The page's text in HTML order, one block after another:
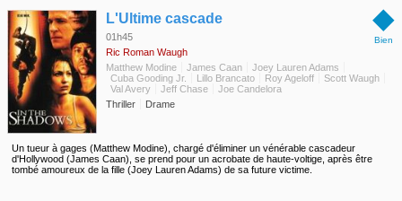
◆
Bien
L'Ultime cascade
01h45
Ric Roman Waugh
Matthew Modine
James Caan
Joey Lauren Adams
Cuba Gooding Jr.
Lillo Brancato Roy Ageloff
Scott Waugh
Val Avery
Jeff Chase
Joe Candelora
Thriller
Drame
Un tueur à gages (Matthew Modine), chargé d'éliminer un vénérable cascadeur
d'Hollywood (James Caan), se prend pour un acrobate de haute-voltige, après être
tombé amoureux de la fille (Joey Lauren Adams) de sa future victime.